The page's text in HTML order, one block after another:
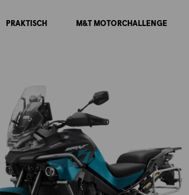
PRAKTISCH
M&T MOTORCHALLENGE